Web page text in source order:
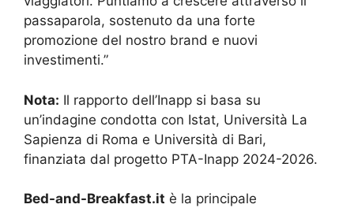
passaparola, sostenuto da una forte
promozione del nostro brand e nuovi
investimenti.”
Nota: Il rapporto dell’Inapp si basa su
un’indagine condotta con Istat, Università La
Sapienza di Roma e Università di Bari,
finanziata dal progetto PTA-Inapp 2024-2026.
Bed-and-Breakfast.it è la principale